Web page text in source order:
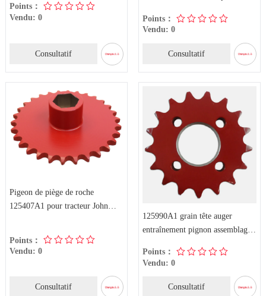
Points：
Vendu: 0
Consultatif
Points：
Vendu: 0
Consultatif
Pigeon de piège de roche
125407A1 pour tracteur John
Points：
Vendu: 0
Consultatif
125990A1 grain tête auger
entraînement pignon assemblage
Points：
Vendu: 0
Consultatif